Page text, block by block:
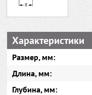
Характеристики
Размер, мм:
Длина, мм:
Глубина, мм: